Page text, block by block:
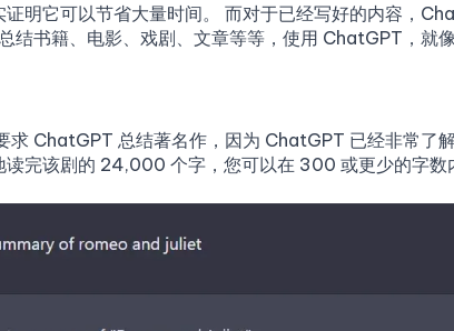
明它可以节省大量时间。 而对于已经写好的内容，
结书籍、电影、戏剧、文章等等，使用 ChatGPT，就
求 ChatGPT 总结著名作，因为 ChatGPT 已经非常了
完该剧的 24,000 个字，您可以在 300 或更少的字数